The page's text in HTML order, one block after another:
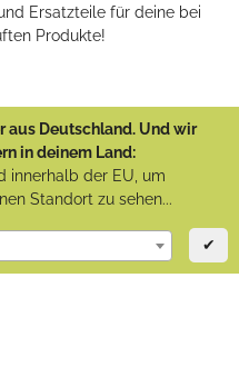
Ersatzteile für deine bei
Produkte!
aus Deutschland. Und wir
in deinem Land:
innerhalb der EU, um
Standort zu sehen...
✔